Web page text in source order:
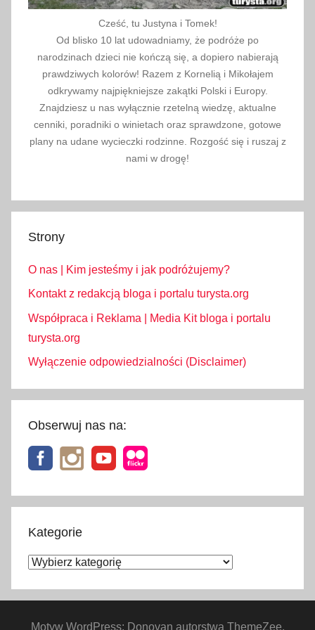
Cześć, tu Justyna i Tomek!
Od blisko 10 lat udowadniamy, że podróże po
narodzinach dzieci nie kończą się, a dopiero nabierają
prawdziwych kolorów! Razem z Kornelią i Mikołajem
odkrywamy najpiękniejsze zakątki Polski i Europy.
Znajdziesz u nas wyłącznie rzetelną wiedzę, aktualne
cenniki, poradniki o winietach oraz sprawdzone, gotowe
plany na udane wycieczki rodzinne. Rozgość się i ruszaj z
nami w drogę!
Strony
O nas | Kim jesteśmy i jak podróżujemy?
Kontakt z redakcją bloga i portalu turysta.org
Współpraca i Reklama | Media Kit bloga i portalu
turysta.org
Wyłączenie odpowiedzialności (Disclaimer)
Obserwuj nas na:
Kategorie
Kategorie
Motyw WordPress: Donovan autorstwa ThemeZee.